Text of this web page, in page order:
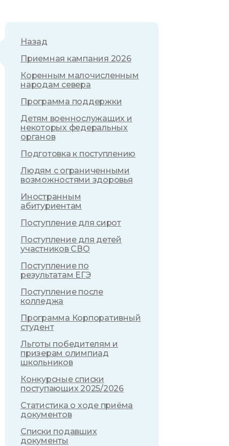
Назад
Приемная кампания 2026
Коренным малочисленным
народам севера
Программа поддержки
Детям военнослужащих и
некоторых федеральных
органов
Подготовка к поступлению
Людям с ограниченными
возможностями здоровья
Иностранным
абитуриентам
Поступление для сирот
Поступление для детей
участников СВО
Поступление по
результатам ЕГЭ
Поступление после
колледжа
Программа Корпоративный
студент
Льготы победителям и
призерам олимпиад
школьников
Конкурсные списки
поступающих 2025/2026
Статистика о ходе приёма
документов
Списки подавших
документы